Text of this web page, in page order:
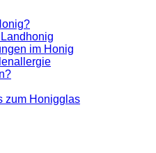
im Honig
zum Honigglas